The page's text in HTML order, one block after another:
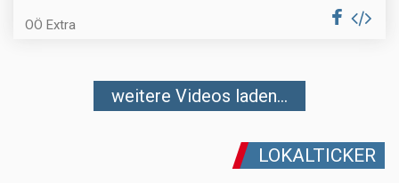
OÖ Extra
weitere Videos laden...
LOKALTICKER